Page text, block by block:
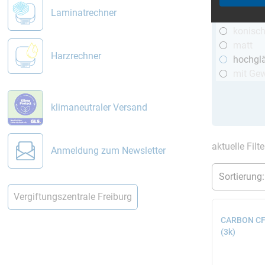
Laminatrechner
Harzrechner
klimaneutraler Versand
Anmeldung zum Newsletter
Vergiftungszentrale Freiburg
aktuelle
CARBON
(3k)